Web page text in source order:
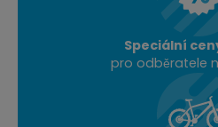
Speciální
pro odběratele